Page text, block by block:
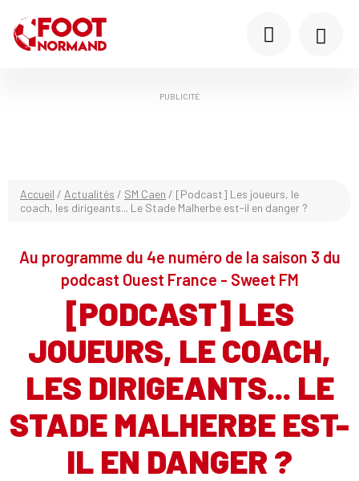
PUBLICITÉ
Accueil / Actualités / SM Caen / [Podcast] Les joueurs, le
coach, les dirigeants... Le Stade Malherbe est-il en danger ?
Au programme du 4e numéro de la saison 3 du
podcast Ouest France - Sweet FM
[PODCAST] LES
JOUEURS, LE COACH,
LES DIRIGEANTS... LE
STADE MALHERBE EST-
IL EN DANGER ?